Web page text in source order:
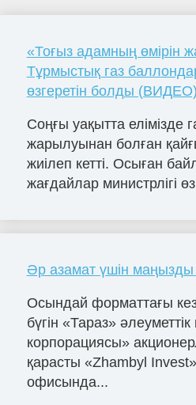
«Тоғыз адамның өмірін
Тұрмыстық газ
өзгеретін болды (ВИДЕО)
Соңғы уақытта елімізде
жарылуынан болған
жиілеп кетті. Осыған
жағдайлар министрлігі
Әр азамат үшін маңызды
Осындай форматтағы
бүгін «Тараз» әлеуметтік
корпорациясы»
қарасты «Zhambyl
офисында...